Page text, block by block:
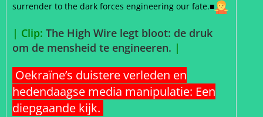
surrender to the dark forces engineering our fate.■
| Clip: The High Wire legt bloot: de druk
om de mensheid te engineeren. |
Oekraïne’s duistere verleden en
hedendaagse media manipulatie: Een
diepgaande kijk.